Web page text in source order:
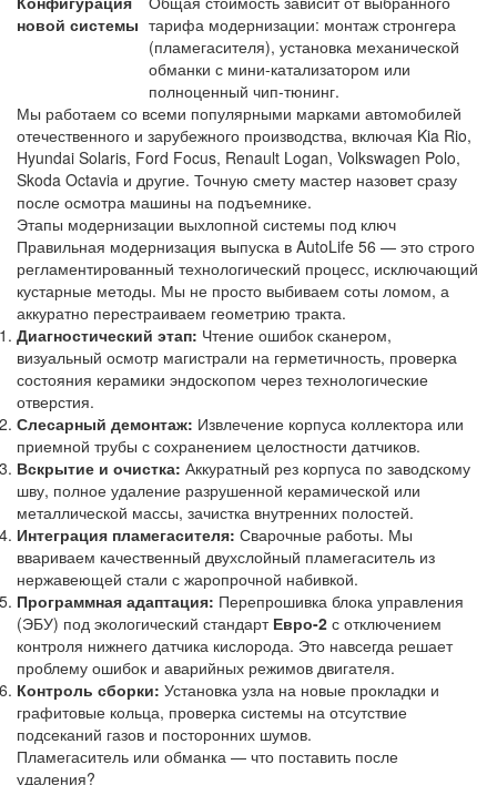
новой системы тарифа модернизации: монтаж стронгера
(пламегасителя), установка механической
обманки с мини-катализатором или
полноценный чип-тюнинг.
Мы работаем со всеми популярными марками автомобилей
отечественного и зарубежного производства, включая Kia Rio,
Hyundai Solaris, Ford Focus, Renault Logan, Volkswagen Polo,
Skoda Octavia и другие. Точную смету мастер назовет сразу
после осмотра машины на подъемнике.
Этапы модернизации выхлопной системы под ключ
Правильная модернизация выпуска в AutoLife 56 — это строго
регламентированный технологический процесс, исключающий
кустарные методы. Мы не просто выбиваем соты ломом, а
аккуратно перестраиваем геометрию тракта.
Диагностический этап: Чтение ошибок сканером,
визуальный осмотр магистрали на герметичность, проверка
состояния керамики эндоскопом через технологические
отверстия.
Слесарный демонтаж: Извлечение корпуса коллектора или
приемной трубы с сохранением целостности датчиков.
Вскрытие и очистка: Аккуратный рез корпуса по заводскому
шву, полное удаление разрушенной керамической или
металлической массы, зачистка внутренних полостей.
Интеграция пламегасителя: Сварочные работы. Мы
ввариваем качественный двухслойный пламегаситель из
нержавеющей стали с жаропрочной набивкой.
Программная адаптация: Перепрошивка блока управления
(ЭБУ) под экологический стандарт Евро-2 с отключением
контроля нижнего датчика кислорода. Это навсегда решает
проблему ошибок и аварийных режимов двигателя.
Контроль сборки: Установка узла на новые прокладки и
графитовые кольца, проверка системы на отсутствие
подсеканий газов и посторонних шумов.
Пламегаситель или обманка — что поставить после
удаления?